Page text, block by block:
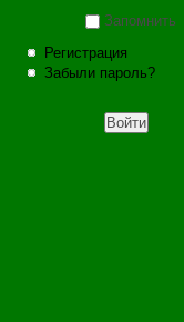
Запомнить
Регистрация
Забыли пароль?